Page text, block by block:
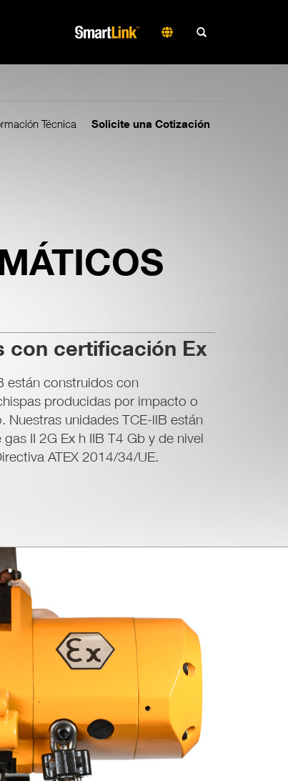
Técnica Solicite una Cotización
con certificación Ex
están construidos con
producidas por impacto o
unidades TCE-llB están
II 2G Ex h IIB T4 Gb y de nivel
ATEX 2014/34/UE.